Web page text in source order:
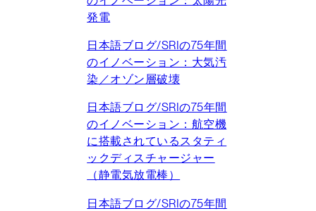
発電
日本語ブログ/SRIの75年間
のイノベーション：大気汚
染／オゾン層破壊
日本語ブログ/SRIの75年間
のイノベーション：航空機
に搭載されているスタティ
ックディスチャージャー
（静電気放電棒）
日本語ブログ/SRIの75年間